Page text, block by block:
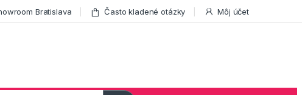
Bratislava Často kladené otázky Môj účet